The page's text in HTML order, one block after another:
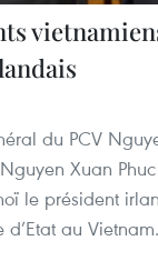
du PCV
Xuan
le président
au Vietnam.